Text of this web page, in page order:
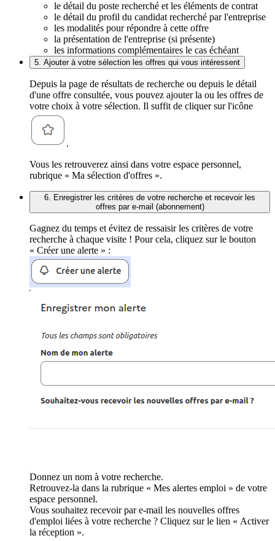
le détail du poste recherché et les éléments de contrat
le détail du profil du candidat recherché par l'entreprise
les modalités pour répondre à cette offre
la présentation de l'entreprise (si présente)
les informations complémentaires le cas échéant
5. Ajouter à votre sélection les offres qui vous intéressent
Depuis la page de résultats de recherche ou depuis le détail
d'une offre consultée, vous pouvez ajouter la ou les offres de
votre choix à votre sélection. Il suffit de cliquer sur l'icône
.
Vous les retrouverez ainsi dans votre espace personnel,
rubrique « Ma sélection d'offres ».
6. Enregistrer les critères de votre recherche et recevoir les
offres par e-mail (abonnement)
Gagnez du temps et évitez de ressaisir les critères de votre
recherche à chaque visite ! Pour cela, cliquez sur le bouton
« Créer une alerte » :
Donnez un nom à votre recherche.
Retrouvez-la dans la rubrique « Mes alertes emploi » de votre
espace personnel.
Vous souhaitez recevoir par e-mail les nouvelles offres
d'emploi liées à votre recherche ? Cliquez sur le lien « Activer
la réception ».